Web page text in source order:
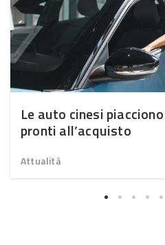
Le auto cinesi
pronti all’acquisto
Attualità